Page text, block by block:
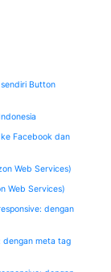
Button
Facebook dan
Web Services)
Web Services)
dengan
dengan meta tag